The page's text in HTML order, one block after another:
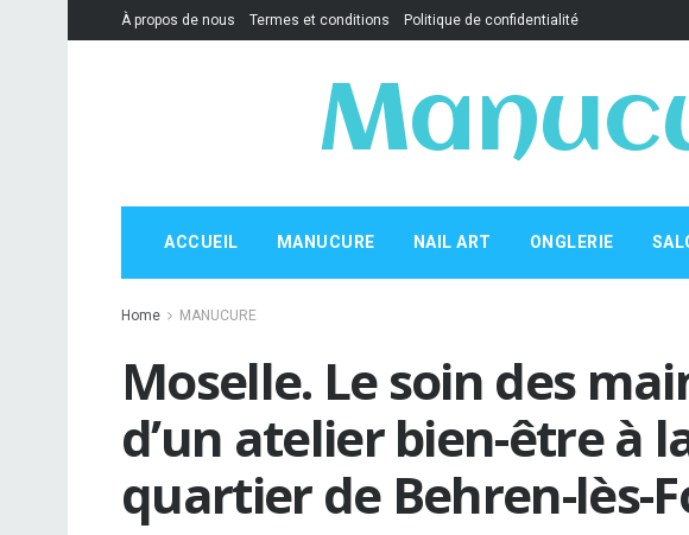
À propos de nous Termes et conditions Politique de confidentialité
ACCUEIL MANUCURE NAIL ART ONGLERIE
Home MANUCURE
Moselle. Le soin des
d’un atelier bien-être à
quartier de Behren-lès-